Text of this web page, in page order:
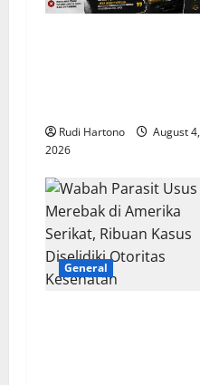
Rudi Hartono
August 4,
2026
General